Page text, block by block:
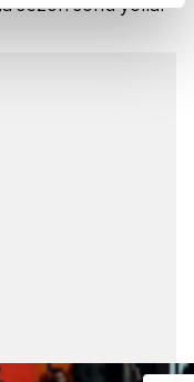
isteriz.
amaçlarıyla